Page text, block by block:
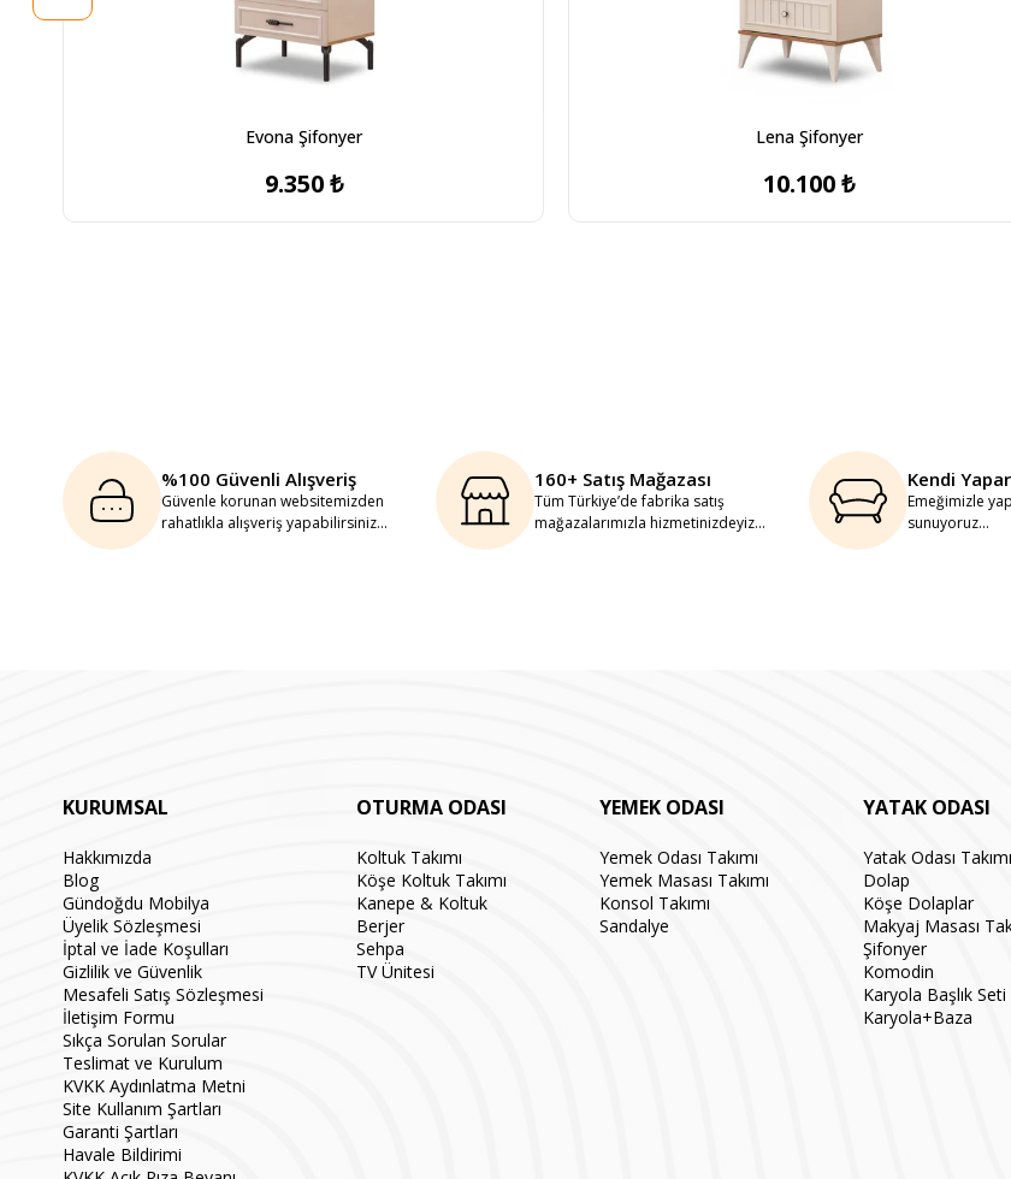
Evona Şifonyer
9.350 ₺
Lena Şifonyer
10.100 ₺
%100 Güvenli Alışveriş
Güvenle korunan websitemizden
rahatlıkla alışveriş yapabilirsiniz...
160+ Satış Mağazası
Tüm Türkiye’de fabrika satış
mağazalarımızla hizmetinizdeyiz...
Kendi
Emeğimizle
sunuyoruz...
KURUMSAL
Hakkımızda
Blog
Gündoğdu Mobilya
Üyelik Sözleşmesi
İptal ve İade Koşulları
Gizlilik ve Güvenlik
Mesafeli Satış Sözleşmesi
İletişim Formu
Sıkça Sorulan Sorular
Teslimat ve Kurulum
KVKK Aydınlatma Metni
Site Kullanım Şartları
Garanti Şartları
Havale Bildirimi
OTURMA ODASI
Koltuk Takımı
Köşe Koltuk Takımı
Kanepe & Koltuk
Berjer
Sehpa
TV Ünitesi
YEMEK ODASI
Yemek Odası Takımı
Yemek Masası Takımı
Konsol Takımı
Sandalye
YATAK ODASI
Yatak Odası Takımı
Dolap
Köşe Dolaplar
Makyaj Masası
Şifonyer
Komodin
Karyola Başlık Seti
Karyola+Baza